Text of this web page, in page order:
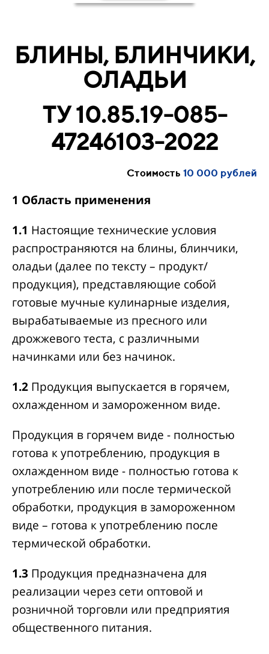
БЛИНЫ, БЛИНЧИКИ,
ОЛАДЬИ
ТУ 10.85.19-085-
47246103-2022
Стоимость 10 000 рублей
1 Область применения
1.1 Настоящие технические условия
распространяются на блины, блинчики,
оладьи (далее по тексту – продукт/
продукция), представляющие собой
готовые мучные кулинарные изделия,
вырабатываемые из пресного или
дрожжевого теста, с различными
начинками или без начинок.
1.2 Продукция выпускается в горячем,
охлажденном и замороженном виде.
Продукция в горячем виде - полностью
готова к употреблению, продукция в
охлажденном виде - полностью готова к
употреблению или после термической
обработки, продукция в замороженном
виде – готова к употреблению после
термической обработки.
1.3 Продукция предназначена для
реализации через сети оптовой и
розничной торговли или предприятия
общественного питания.